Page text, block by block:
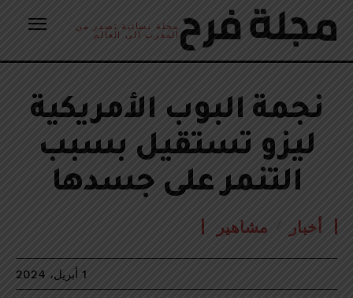
مجلة نسائية تصدر من
المغرب الى العالم
نجمة البوب الأمريكية
ليزو تستقيل بسبب
التنمر على جسدها
أخبار مشاهير
1 أبريل، 2024